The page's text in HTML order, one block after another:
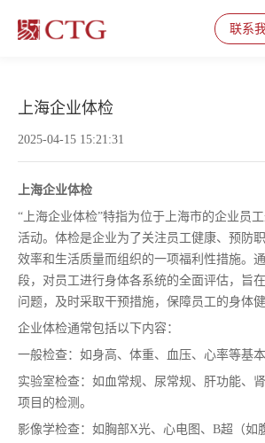
解
联系
上海企业体检
2025-04-15 15:21:31
上海企业体检
“上海企业体检”特指为位于上海市的企业员
活动。体检是企业为了关注员工健康、预防
效率和生活质量而组织的一项福利性措施。
段，对员工进行身体各系统的全面评估，旨
问题，及时采取干预措施，保障员工的身体健
企业体检通常包括以下内容：
一般检查：如身高、体重、血压、心率等基
实验室检查：如血常规、尿常规、肝功能、
项目的检测。
影像学检查：如胸部X光、心电图、B超（如